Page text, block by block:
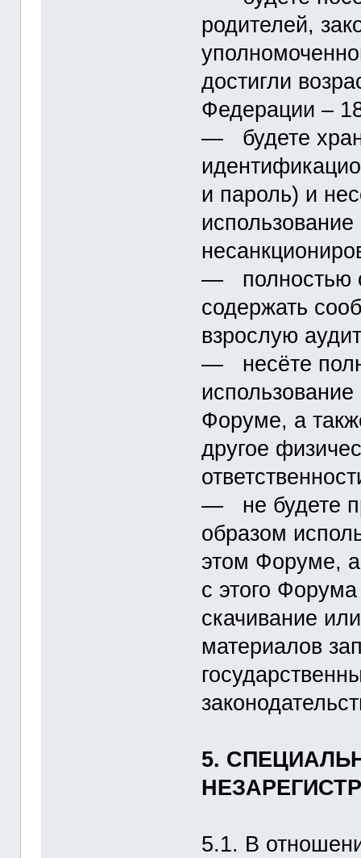
родителей,
достигли
Федерации –
― будете
и пароль) и
― полностью
содержать
взрослую
― несёте
Форуме, а
другое
― не будете
образом
этом Форуме,
с этого
скачивание
материалов
5.
5.1. В